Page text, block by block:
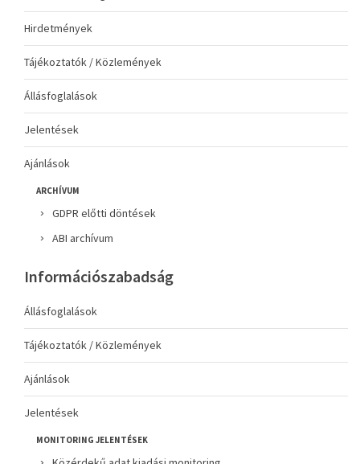
Hirdetmények
Tájékoztatók / Közlemények
Állásfoglalások
Jelentések
Ajánlások
ARCHÍVUM
GDPR előtti döntések
ABI archívum
Információszabadság
Állásfoglalások
Tájékoztatók / Közlemények
Ajánlások
Jelentések
MONITORING JELENTÉSEK